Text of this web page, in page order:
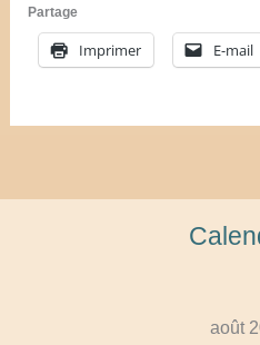
Partage
Imprimer E-mail
août